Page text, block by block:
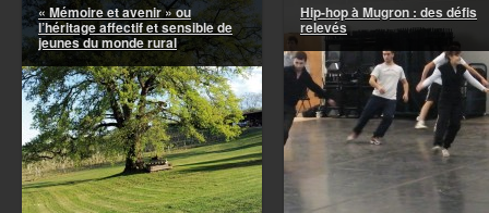
« Mémoire et avenir » ou
l’héritage affectif et sensible de
jeunes du monde rural
Hip-hop à Mugron : des défis
relevés